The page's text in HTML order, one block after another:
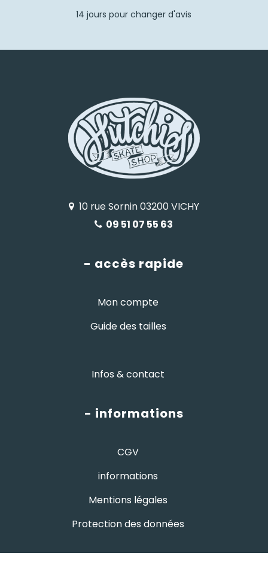
14 jours pour changer d'avis
10 rue Sornin 03200 VICHY
09 51 07 55 63
- accès rapide
Mon compte
Guide des tailles
Infos & contact
- informations
CGV
informations
Mentions légales
Protection des données